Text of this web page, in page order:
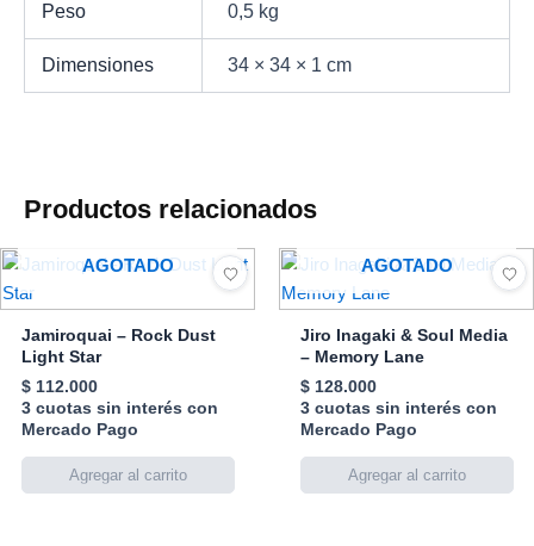
Peso 0,5 kg
Dimensiones 34 × 34 × 1 cm
Productos relacionados
AGOTADO
Jamiroquai – Rock Dust
Light Star
$112.000
3 cuotas sin interés con
Mercado Pago
AGOTADO
Jiro Inagaki & Soul Media
– Memory Lane
$128.000
3 cuotas sin interés con
Mercado Pago